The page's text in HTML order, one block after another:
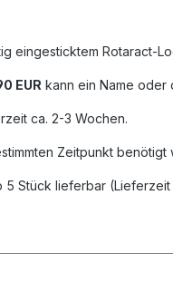
eingesticktem Rotaract-
EUR kann ein Name oder
ca. 2-3 Wochen.
Zeitpunkt
Stück lieferbar (Lieferzeit